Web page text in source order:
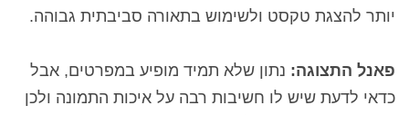
יותר להצגת טקסט ולשימוש בתאורה סביבתית גבוהה.
פאנל התצוגה: נתון שלא תמיד מופיע במפרטים, אבל
כדאי לדעת שיש לו חשיבות רבה על איכות התמונה ולכן